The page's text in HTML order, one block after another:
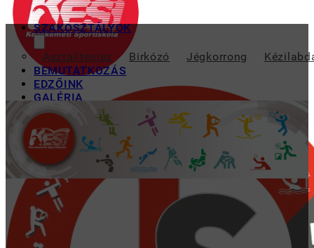
SZAKOSZTÁLYOK
Asztalitenisz Birkózó Jégkorrong
BEMUTATKOZÁS
EDZŐINK
GALÉRIA
TAO
KAPCSOLAT